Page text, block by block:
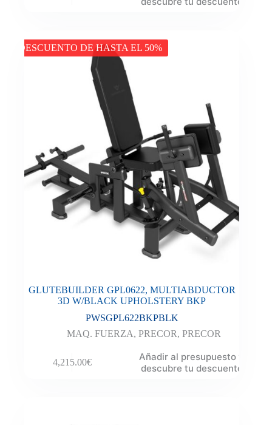
DESCUENTO DE HASTA EL 50%
GLUTEBUILDER GPL0622, MULTIABDUCTOR
3D W/BLACK UPHOLSTERY BKP
PWSGPL622BKPBLK
MAQ. FUERZA,PRECOR,PRECOR
4,215.00€
Añadir al presupuesto y
descubre tu descuento